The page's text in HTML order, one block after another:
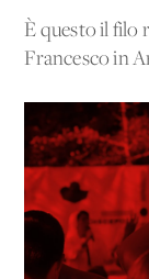
È questo il filo
Francesco in